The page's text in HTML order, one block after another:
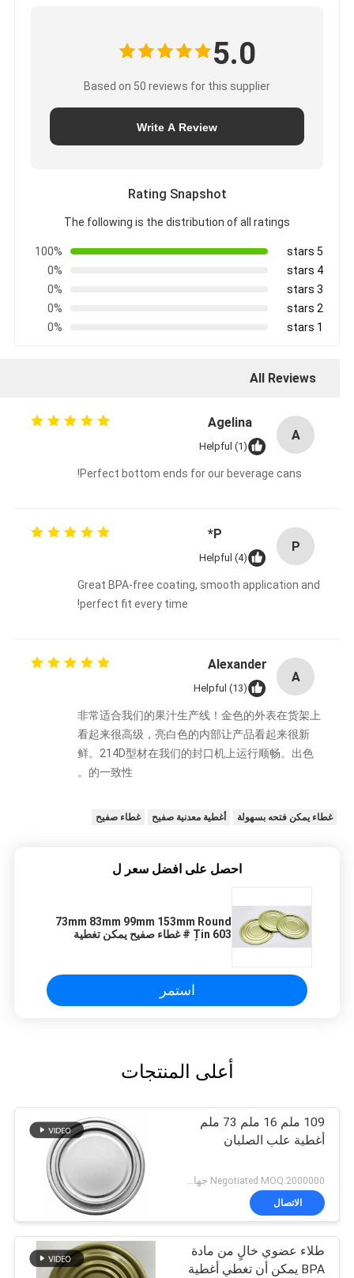
5.0
Based on 50 reviews for this supplier
Write A Review
Rating Snapshot
The following is the distribution of all ratings
5 stars
100%
4 stars
0%
3 stars
0%
2 stars
0%
1 stars
0%
All Reviews
A
Agelina
Helpful (1)
Perfect bottom ends for our beverage cans!
P
P*
Helpful (4)
Great BPA-free coating, smooth application and
perfect fit every time!
A
Alexander
Helpful (13)
非常适合我们的果汁生产线！金色的外表在货架上
看起来很高级，亮白色的内部让产品看起来很新
鲜。214D型材在我们的封口机上运行顺畅。出色
的一致性。
غطاء يمكن فتحه بسهولة أغطية معدنية صفيح غطاء صفيح
احصل على افضل سعر ل
73mm 83mm 99mm 153mm Round
Tin 603 # غطاء صفيح يمكن تغطية
استمر
أعلى المنتجات
109 ملم 16 ملم 73 ملم
أغطية علب الصلبان
Negotiated MOQ:2000000 جهاز كمبيوتر شخصى
الاتصال
طلاء عضوي خالٍ من مادة
BPA يمكن أن تغطي أغطية